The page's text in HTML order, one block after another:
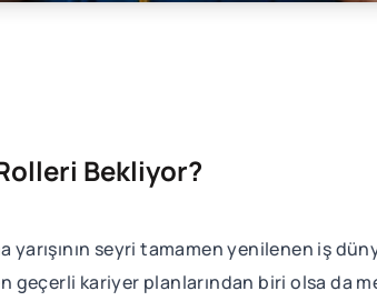
Bekliyor?
seyri tamamen yenilenen iş
geçerli kariyer planlarından biri olsa da